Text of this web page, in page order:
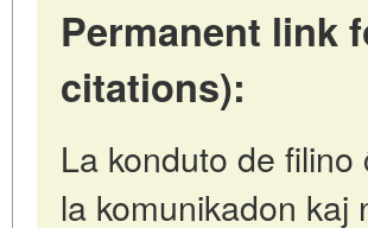
Permanent link
citations):
La konduto de
la komunikadon kaj